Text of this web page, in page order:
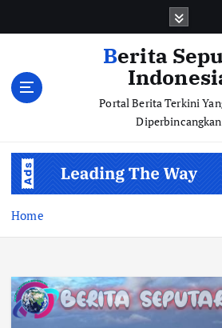
Berita Seputar
Portal Berita Terkini
Diperbincangkan
Home